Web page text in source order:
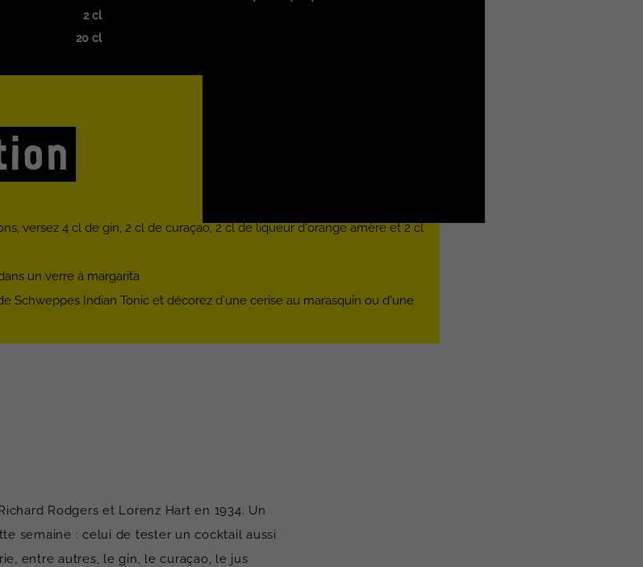
2 cl
20 cl
versez 4 cl de gin, 2 cl de curaçao, 2 cl de liqueur d'orange amère et 2 cl
un verre à margarita
Schweppes Indian Tonic et décorez d'une cerise au marasquin ou d'une
Rodgers et Lorenz Hart en 1934. Un
semaine : celui de tester un cocktail aussi
entre autres, le gin, le curaçao, le jus